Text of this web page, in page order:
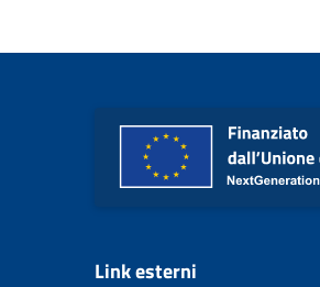
Link esterni